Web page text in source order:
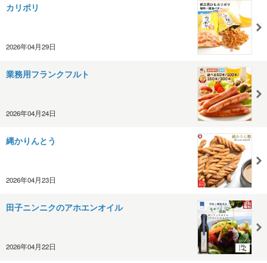
カリポリ
2026年04月29日
業務用フランクフルト
2026年04月24日
縄かりんとう
2026年04月23日
田子ニンニクのアホエンオイル
2026年04月22日